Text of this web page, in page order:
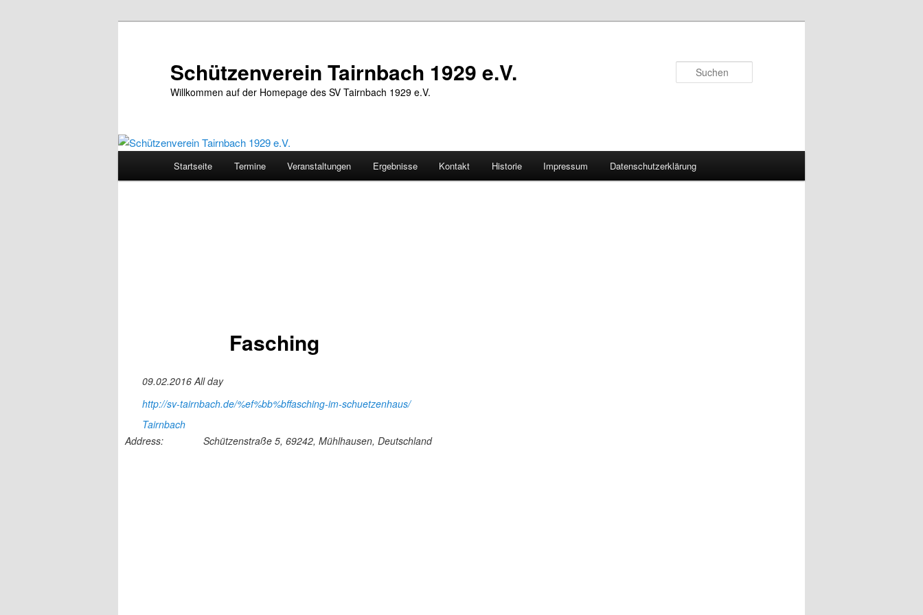
Schützenverein Tairnbach 1929 e.V.
Willkommen auf der Homepage des SV Tairnbach 1929 e.V.
Startseite Termine Veranstaltungen Ergebnisse Kontakt Historie Impressum Datenschutzerklärung
Fasching
09.02.2016 All day
http://sv-tairnbach.de/%ef%bb%bffasching-im-schuetzenhaus/
Tairnbach
Address:
Schützenstraße 5, 69242, Mühlhausen, Deutschland